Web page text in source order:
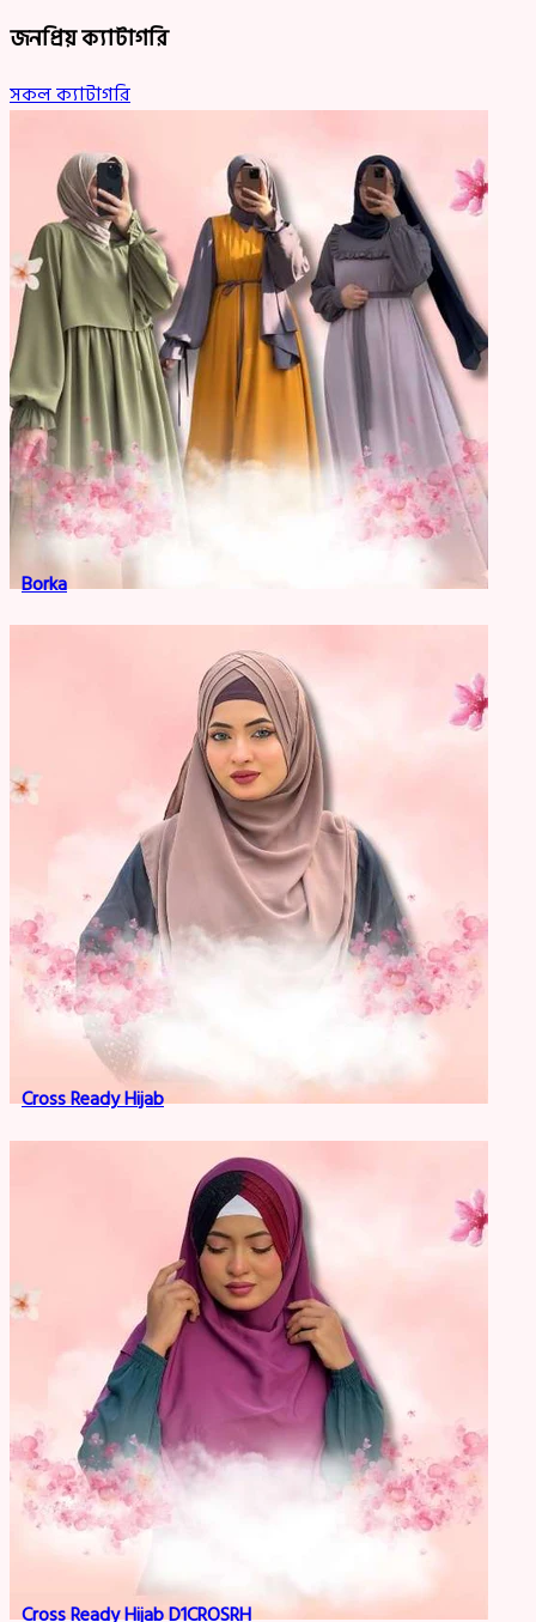
জনপ্রিয় ক্যাটাগরি
সকল ক্যাটাগরি
Borka
Cross Ready Hijab
Cross Ready Hijab D1CROSRH